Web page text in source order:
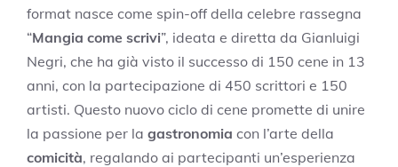
format nasce come spin-off della celebre rassegna
“Mangia come scrivi”, ideata e diretta da Gianluigi
Negri, che ha già visto il successo di 150 cene in 13
anni, con la partecipazione di 450 scrittori e 150
artisti. Questo nuovo ciclo di cene promette di unire
la passione per la gastronomia con l’arte della
comicità, regalando ai partecipanti un’esperienza